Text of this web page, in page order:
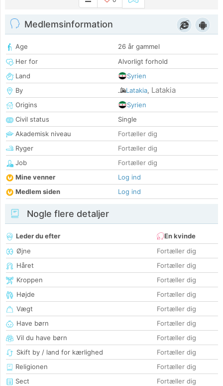
Medlemsinformation
Age
26 år gammel
Her for
Alvorligt forhold
Land
Syrien
By
Latakia, Latakia
Origins
Syrien
Civil status
Single
Akademisk niveau
Fortæller dig
Ryger
Fortæller dig
Job
Fortæller dig
Mine venner
Log ind
Medlem siden
Log ind
Nogle flere detaljer
Leder du efter
En kvinde
Øjne
Fortæller dig
Håret
Fortæller dig
Kroppen
Fortæller dig
Højde
Fortæller dig
Vægt
Fortæller dig
Have børn
Fortæller dig
Vil du have børn
Fortæller dig
Skift by / land for kærlighed
Fortæller dig
Religionen
Fortæller dig
Sect
Fortæller dig